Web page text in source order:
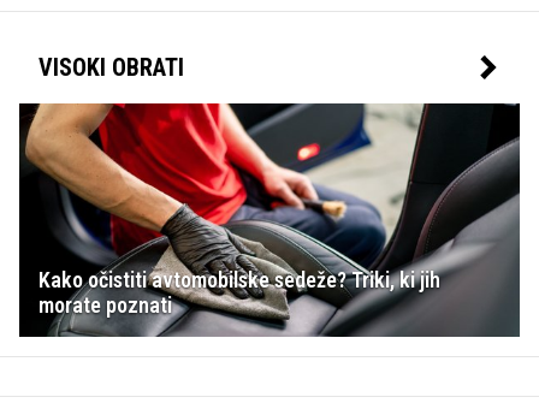
VISOKI OBRATI
Kako očistiti avtomobilske sedeže? Triki, ki jih
morate poznati